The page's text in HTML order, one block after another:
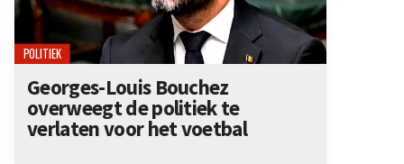
POLITIEK
Georges-Louis Bouchez
overweegt de politiek te
verlaten voor het voetbal